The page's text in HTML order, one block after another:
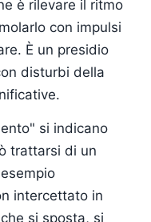
è rilevare il ritmo
con impulsi
È un presidio
disturbi della
si indicano
trattarsi di un
intercettato in
si sposta, si